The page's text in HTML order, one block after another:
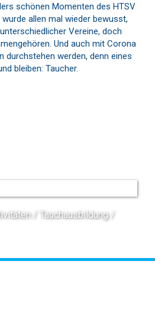
schönen Momenten des HTSV
allen mal wieder bewusst,
Vereine, doch
Und auch mit Corona
durchstehen werden, denn eines
bleiben: Taucher.
Tauchausbildung